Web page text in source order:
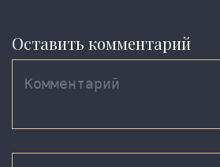
Оставить комментарий